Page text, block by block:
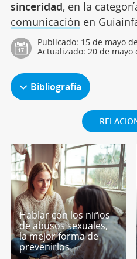
sinceridad, en la
comunicación en
Publicado: 15 de mayo
Actualizado: 20 de mayo
Bibliografía
Hablar con los niños
de abusos sexuales,
la mejor forma de
prevenirlos